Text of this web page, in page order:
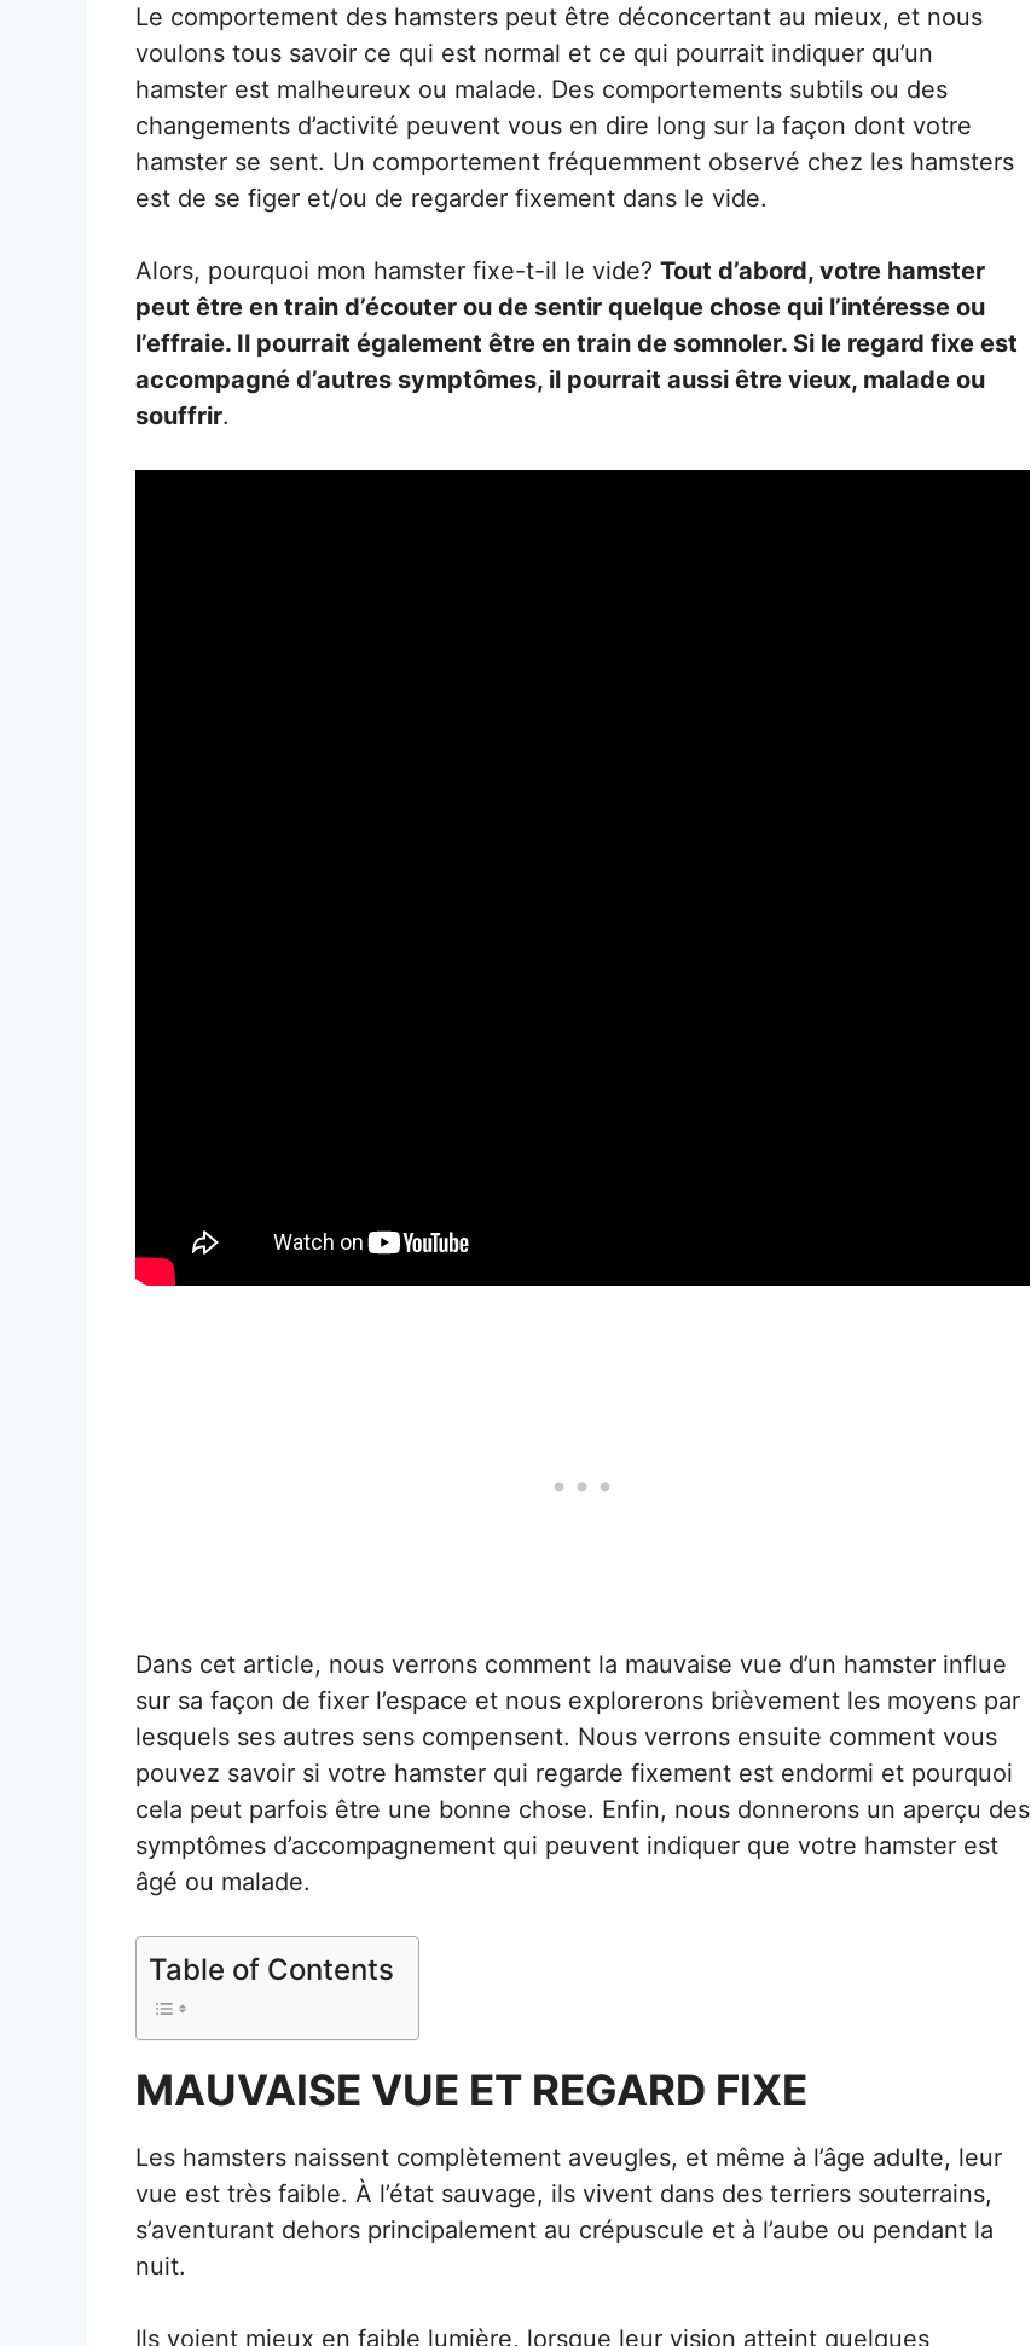
Le comportement des hamsters peut être déconcertant au mieux, et nous
voulons tous savoir ce qui est normal et ce qui pourrait indiquer qu’un
hamster est malheureux ou malade. Des comportements subtils ou des
changements d’activité peuvent vous en dire long sur la façon dont votre
hamster se sent. Un comportement fréquemment observé chez les hamsters
est de se figer et/ou de regarder fixement dans le vide.
Alors, pourquoi mon hamster fixe-t-il le vide? Tout d’abord, votre hamster
peut être en train d’écouter ou de sentir quelque chose qui l’intéresse ou
l’effraie. Il pourrait également être en train de somnoler. Si le regard fixe est
accompagné d’autres symptômes, il pourrait aussi être vieux, malade ou
souffrir.
Dans cet article, nous verrons comment la mauvaise vue d’un hamster influe
sur sa façon de fixer l’espace et nous explorerons brièvement les moyens par
lesquels ses autres sens compensent. Nous verrons ensuite comment vous
pouvez savoir si votre hamster qui regarde fixement est endormi et pourquoi
cela peut parfois être une bonne chose. Enfin, nous donnerons un aperçu des
symptômes d’accompagnement qui peuvent indiquer que votre hamster est
âgé ou malade.
Table of Contents
MAUVAISE VUE ET REGARD FIXE
Les hamsters naissent complètement aveugles, et même à l’âge adulte, leur
vue est très faible. À l’état sauvage, ils vivent dans des terriers souterrains,
s’aventurant dehors principalement au crépuscule et à l’aube ou pendant la
nuit.
Ils voient mieux en faible lumière, lorsque leur vision atteint quelques